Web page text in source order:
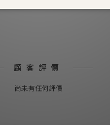
顧客評價
尚未有任何評價